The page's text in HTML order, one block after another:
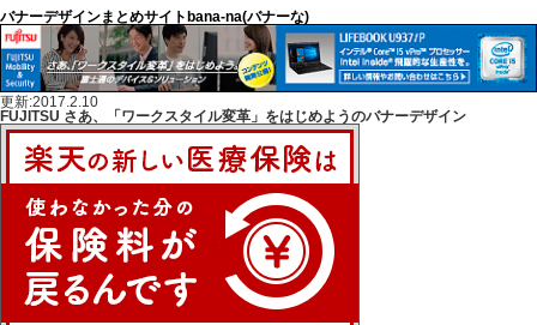
バナーデザインまとめサイトbana-na(バナーな)
更新:2017.2.10
FUJITSU さあ、「ワークスタイル変革」をはじめようのバナーデザイン